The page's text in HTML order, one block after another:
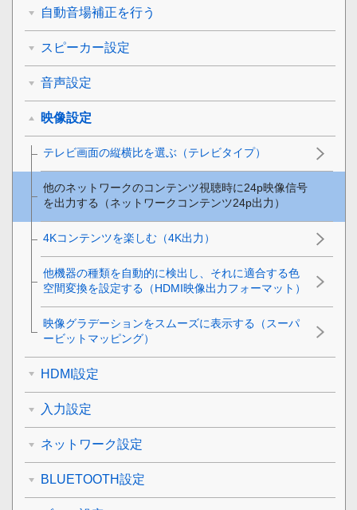
自動音場補正を行う
スピーカー設定
音声設定
映像設定
テレビ画面の縦横比を選ぶ（テレビタイプ）
他のネットワークのコンテンツ視聴時に24p映像信号
を出力する（ネットワークコンテンツ24p出力）
4Kコンテンツを楽しむ（4K出力）
他機器の種類を自動的に検出し、それに適合する色
空間変換を設定する（HDMI映像出力フォーマット）
映像グラデーションをスムーズに表示する（スーパ
ービットマッピング）
HDMI設定
入力設定
ネットワーク設定
BLUETOOTH設定